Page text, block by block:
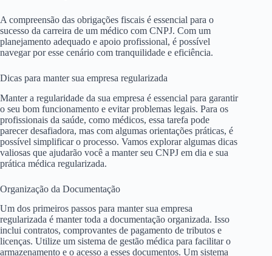
A compreensão das obrigações fiscais é essencial para o
sucesso da carreira de um médico com CNPJ. Com um
planejamento adequado e apoio profissional, é possível
navegar por esse cenário com tranquilidade e eficiência.
Dicas para manter sua empresa regularizada
Manter a regularidade da sua empresa é essencial para garantir
o seu bom funcionamento e evitar problemas legais. Para os
profissionais da saúde, como médicos, essa tarefa pode
parecer desafiadora, mas com algumas orientações práticas, é
possível simplificar o processo. Vamos explorar algumas dicas
valiosas que ajudarão você a manter seu CNPJ em dia e sua
prática médica regularizada.
Organização da Documentação
Um dos primeiros passos para manter sua empresa
regularizada é manter toda a documentação organizada. Isso
inclui contratos, comprovantes de pagamento de tributos e
licenças. Utilize um sistema de gestão médica para facilitar o
armazenamento e o acesso a esses documentos. Um sistema